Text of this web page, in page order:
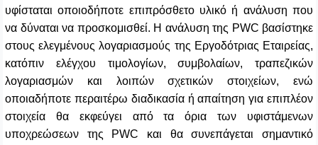
υφίσταται οποιοδήποτε επιπρόσθετο υλικό ή ανάλυση που
να δύναται να προσκομισθεί. Η ανάλυση της PWC βασίστηκε
στους ελεγμένους λογαριασμούς της Εργοδότριας Εταιρείας,
κατόπιν ελέγχου τιμολογίων, συμβολαίων, τραπεζικών
λογαριασμών και λοιπών σχετικών στοιχείων, ενώ
οποιαδήποτε περαιτέρω διαδικασία ή απαίτηση για επιπλέον
στοιχεία θα εκφεύγει από τα όρια των υφιστάμενων
υποχρεώσεων της PWC και θα συνεπάγεται σημαντικό